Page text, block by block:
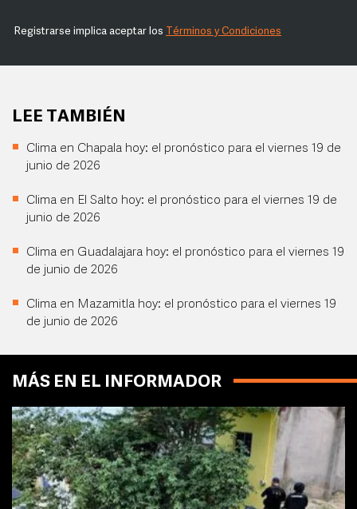
Registrarse implica aceptar los Términos y Condiciones
LEE TAMBIÉN
Clima en Chapala hoy: el pronóstico para el viernes 19 de
junio de 2026
Clima en El Salto hoy: el pronóstico para el viernes 19 de
junio de 2026
Clima en Guadalajara hoy: el pronóstico para el viernes 19
de junio de 2026
Clima en Mazamitla hoy: el pronóstico para el viernes 19
de junio de 2026
MÁS EN EL INFORMADOR